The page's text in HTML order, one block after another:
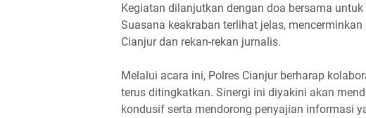
Kegiatan dilanjutkan dengan doa bersama
Suasana keakraban terlihat jelas,
Cianjur dan rekan-rekan jurnalis.
Melalui acara ini, Polres Cianjur berharap
terus ditingkatkan. Sinergi ini diyakini akan
kondusif serta mendorong penyajian informasi